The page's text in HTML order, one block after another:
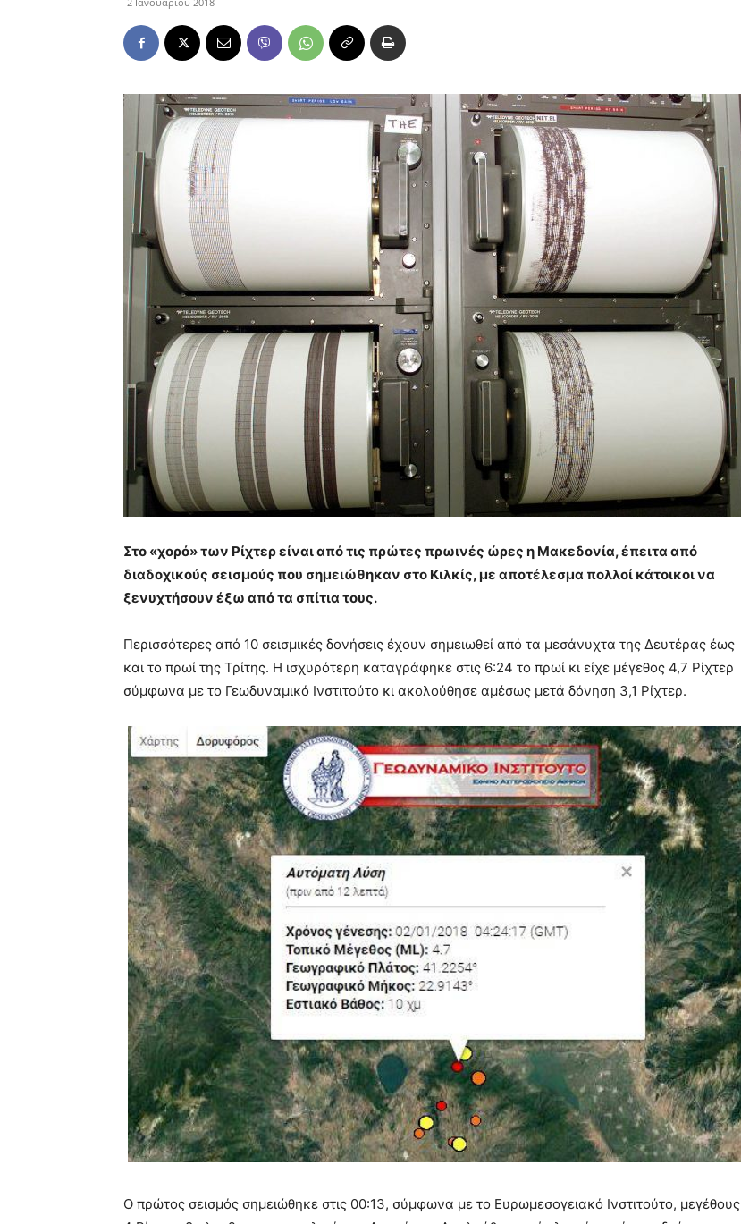
Στο «χορό» των Ρίχτερ είναι από τις πρώτες πρωινές ώρες η Μακεδονία, έπειτα από
διαδοχικούς σεισμούς που σημειώθηκαν στο Κιλκίς, με αποτέλεσμα πολλοί κάτοικοι να
ξενυχτήσουν έξω από τα σπίτια τους.
Περισσότερες από 10 σεισμικές δονήσεις έχουν σημειωθεί από τα μεσάνυχτα της Δευτέρας έως
και το πρωί της Τρίτης. Η ισχυρότερη καταγράφηκε στις 6:24 το πρωί κι είχε μέγεθος 4,7 Ρίχτερ
σύμφωνα με το Γεωδυναμικό Ινστιτούτο κι ακολούθησε αμέσως μετά δόνηση 3,1 Ρίχτερ.
Ο πρώτος σεισμός σημειώθηκε στις 00:13, σύμφωνα με το Ευρωμεσογειακό Ινστιτούτο, μεγέθους